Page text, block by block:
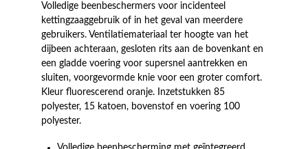
Volledige beenbeschermers voor incidenteel
kettingzaaggebruik of in het geval van meerdere
gebruikers. Ventilatiemateriaal ter hoogte van het
dijbeen achteraan, gesloten rits aan de bovenkant en
een gladde voering voor supersnel aantrekken en
sluiten, voorgevormde knie voor een groter comfort.
Kleur fluorescerend oranje. Inzetstukken 85
polyester, 15 katoen, bovenstof en voering 100
polyester.